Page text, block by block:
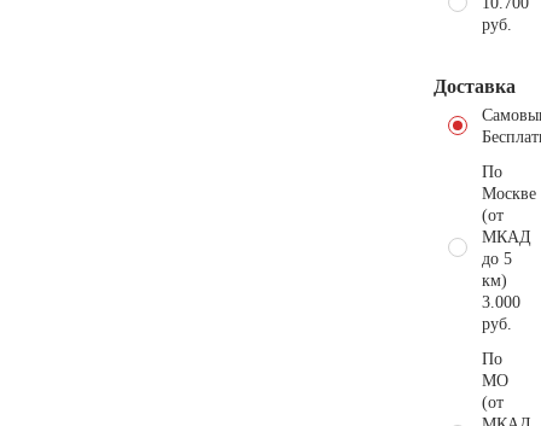
руб.
Доставка
По
Москве
(от
МКАД
до 5
км)
3.000
руб.
По
МО
(от